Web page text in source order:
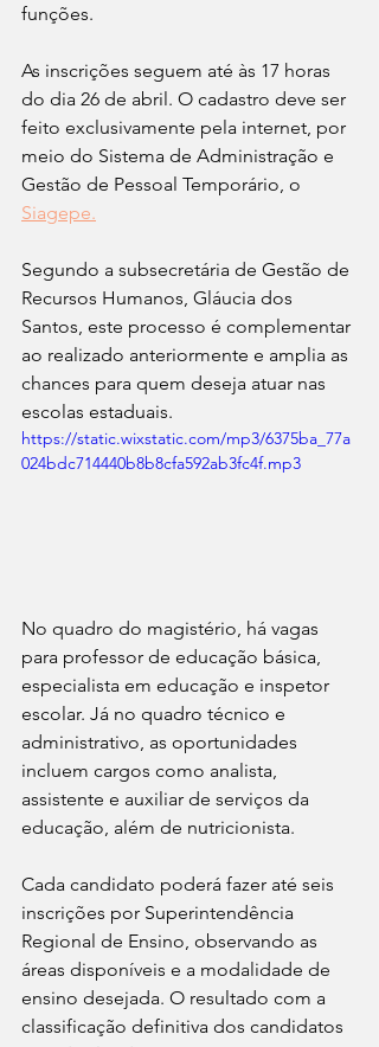
funções.
As inscrições seguem até às 17 horas
do dia 26 de abril. O cadastro deve ser
feito exclusivamente pela internet, por
meio do Sistema de Administração e
Gestão de Pessoal Temporário, o
Siagepe.
Segundo a subsecretária de Gestão de
Recursos Humanos, Gláucia dos
Santos, este processo é complementar
ao realizado anteriormente e amplia as
chances para quem deseja atuar nas
escolas estaduais.
https://static.wixstatic.com/mp3/6375ba_77a
024bdc714440b8b8cfa592ab3fc4f.mp3
No quadro do magistério, há vagas
para professor de educação básica,
especialista em educação e inspetor
escolar. Já no quadro técnico e
administrativo, as oportunidades
incluem cargos como analista,
assistente e auxiliar de serviços da
educação, além de nutricionista.
Cada candidato poderá fazer até seis
inscrições por Superintendência
Regional de Ensino, observando as
áreas disponíveis e a modalidade de
ensino desejada. O resultado com a
classificação definitiva dos candidatos